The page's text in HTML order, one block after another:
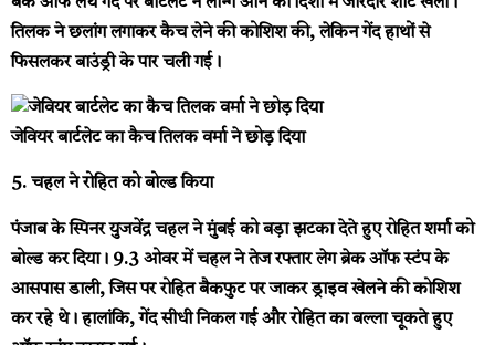
तिलक ने छलांग लगाकर कैच लेने की कोशिश की, लेकिन गेंद हाथों से
फिसलकर बाउंड्री के पार चली गई।
जेवियर बार्टलेट का कैच तिलक वर्मा ने छोड़ दिया
5. चहल ने रोहित को बोल्ड किया
पंजाब के स्पिनर युजवेंद्र चहल ने मुंबई को बड़ा झटका देते हुए रोहित शर्मा को
बोल्ड कर दिया। 9.3 ओवर में चहल ने तेज रफ्तार लेग ब्रेक ऑफ स्टंप के
आसपास डाली, जिस पर रोहित बैकफुट पर जाकर ड्राइव खेलने की कोशिश
कर रहे थे। हालांकि, गेंद सीधी निकल गई और रोहित का बल्ला चूकते हुए